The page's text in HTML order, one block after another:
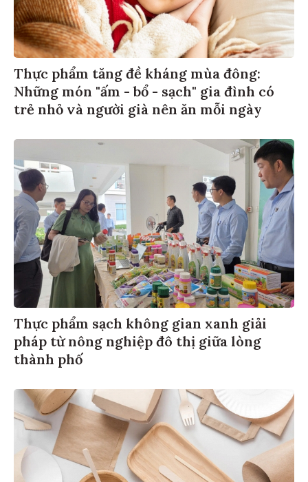
Thực phẩm tăng đề kháng mùa đông:
Những món "ấm - bổ - sạch" gia đình có
trẻ nhỏ và người già nên ăn mỗi ngày
Thực phẩm sạch không gian xanh giải
pháp từ nông nghiệp đô thị giữa lòng
thành phố